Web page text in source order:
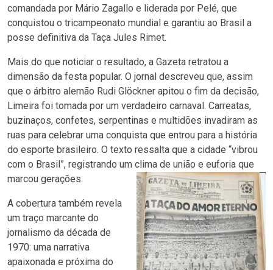
comandada por Mário Zagallo e liderada por Pelé, que
conquistou o tricampeonato mundial e garantiu ao Brasil a
posse definitiva da Taça Jules Rimet.
Mais do que noticiar o resultado, a Gazeta retratou a
dimensão da festa popular. O jornal descreveu que, assim
que o árbitro alemão Rudi Glöckner apitou o fim da decisão,
Limeira foi tomada por um verdadeiro carnaval. Carreatas,
buzinaços, confetes, serpentinas e multidões invadiram as
ruas para celebrar uma conquista que entrou para a história
do esporte brasileiro. O texto ressalta que a cidade “vibrou
com o Brasil”, registrando um clima de união e euforia que
marcou gerações.
A cobertura também revela
um traço marcante do
jornalismo da década de
1970: uma narrativa
apaixonada e próxima do